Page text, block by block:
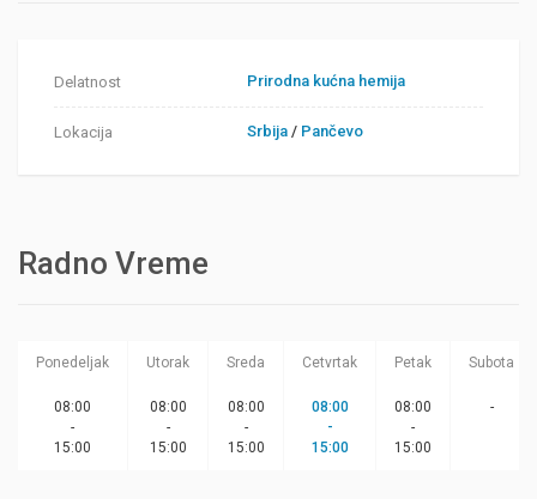
Delatnost Prirodna kućna hemija
Lokacija Srbija / Pančevo
Radno Vreme
Ponedeljak Utorak Sreda Cetvrtak Petak Subota
08:00
-
15:00
08:00
-
15:00
08:00
-
15:00
08:00
-
15:00
08:00
-
15:00
-